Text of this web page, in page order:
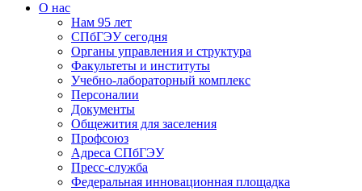
О нас
Нам 95 лет
СПбГЭУ сегодня
Органы управления и структура
Факультеты и институты
Учебно-лабораторный комплекс
Персоналии
Документы
Общежития для заселения
Профсоюз
Адреса СПбГЭУ
Пресс-служба
Федеральная инновационная площадка